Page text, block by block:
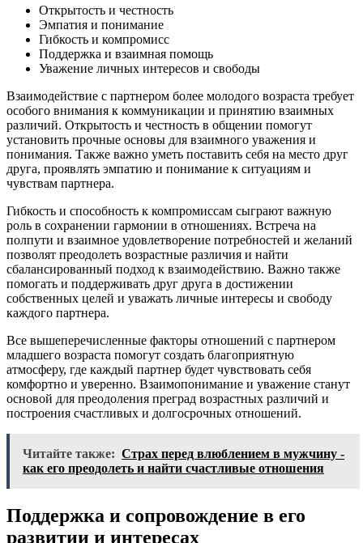
Открытость и честность
Эмпатия и понимание
Гибкость и компромисс
Поддержка и взаимная помощь
Уважение личных интересов и свободы
Взаимодействие с партнером более молодого возраста требует
особого внимания к коммуникации и принятию взаимных
различий. Открытость и честность в общении помогут
установить прочные основы для взаимного уважения и
понимания. Также важно уметь поставить себя на место друг
друга, проявлять эмпатию и понимание к ситуациям и
чувствам партнера.
Гибкость и способность к компромиссам сыграют важную
роль в сохранении гармонии в отношениях. Встреча на
полпути и взаимное удовлетворение потребностей и желаний
позволят преодолеть возрастные различия и найти
сбалансированный подход к взаимодействию. Важно также
помогать и поддерживать друг друга в достижении
собственных целей и уважать личные интересы и свободу
каждого партнера.
Все вышеперечисленные факторы отношений с партнером
младшего возраста помогут создать благоприятную
атмосферу, где каждый партнер будет чувствовать себя
комфортно и уверенно. Взаимопонимание и уважение станут
основой для преодоления преград возрастных различий и
построения счастливых и долгосрочных отношений.
Читайте также: Страх перед влюблением в мужчину -
как его преодолеть и найти счастливые отношения
Поддержка и сопровождение в его
развитии и интересах